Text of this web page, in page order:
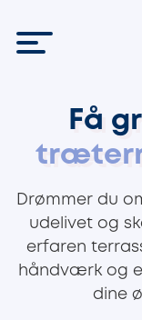
Få
Drømmer du
udelivet og
erfaren
håndværk og
dine